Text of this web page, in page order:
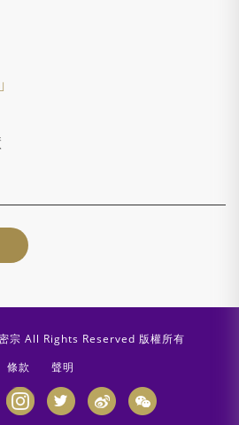
宗 All Rights Reserved 版權所有
條款
聲明